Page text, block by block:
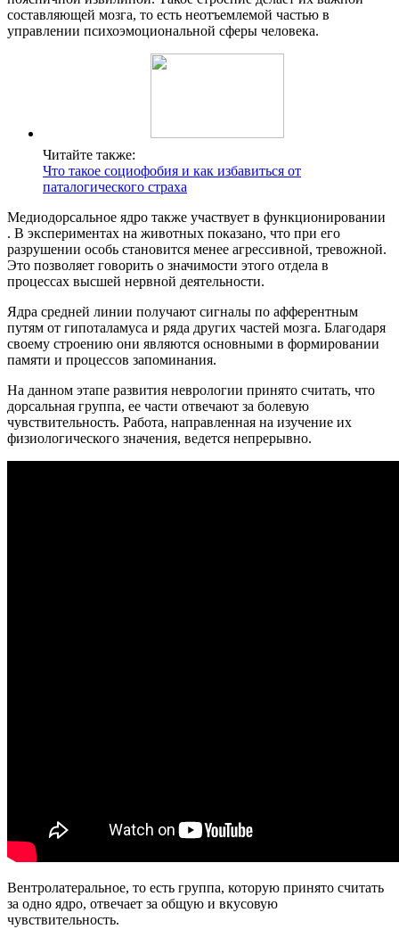
составляющей мозга, то есть неотъемлемой частью в
управлении психоэмоциональной сферы человека.
Читайте также:
Что такое социофобия и как избавиться от
паталогического страха
Медиодорсальное ядро также участвует в функционировании
. В экспериментах на животных показано, что при его
разрушении особь становится менее агрессивной, тревожной.
Это позволяет говорить о значимости этого отдела в
процессах высшей нервной деятельности.
Ядра средней линии получают сигналы по афферентным
путям от гипоталамуса и ряда других частей мозга. Благодаря
своему строению они являются основными в формировании
памяти и процессов запоминания.
На данном этапе развития неврологии принято считать, что
дорсальная группа, ее части отвечают за болевую
чувствительность. Работа, направленная на изучение их
физиологического значения, ведется непрерывно.
Вентролатеральное, то есть группа, которую принято считать
за одно ядро, отвечает за общую и вкусовую
чувствительность.